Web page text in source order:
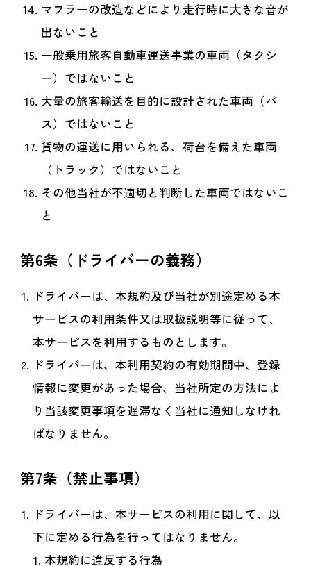
マフラーの改造などにより走行時に大きな音が
出ないこと
一般乗用旅客自動車運送事業の車両（タクシ
ー）ではないこと
大量の旅客輸送を目的に設計された車両（バ
ス）ではないこと
貨物の運送に用いられる、荷台を備えた車両
（トラック）ではないこと
その他当社が不適切と判断した車両ではないこ
と
第6条（ドライバーの義務）
ドライバーは、本規約及び当社が別途定める本
サービスの利用条件又は取扱説明等に従って、
本サービスを利用するものとします。
ドライバーは、本利用契約の有効期間中、登録
情報に変更があった場合、当社所定の方法によ
り当該変更事項を遅滞なく当社に通知しなけれ
ばなりません。
第7条（禁止事項）
ドライバーは、本サービスの利用に関して、以
下に定める行為を行ってはなりません。
本規約に違反する行為